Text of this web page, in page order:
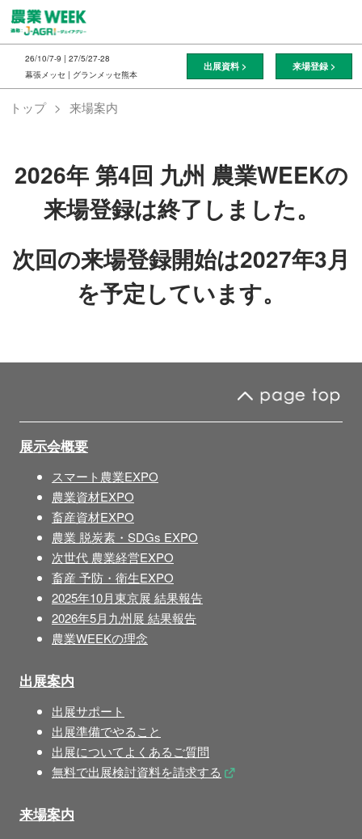
ス
キ
ッ
し
て
26/10/7-9 | 27/5/27-28
幕張メッセ | グランメッセ熊本
出展資料 > 来場登録 >
トップ 来場案内
2026年 第4回 九州 農業WEEKの
来場登録は終了しました。
次回の来場登録開始は2027年3月
を予定しています。
展示会概要
スマート農業EXPO
農業資材EXPO
畜産資材EXPO
農業 脱炭素・SDGs EXPO
次世代 農業経営EXPO
畜産 予防・衛生EXPO
2025年10月東京展 結果報告
2026年5月九州展 結果報告
農業WEEKの理念
出展案内
出展サポート
出展準備でやること
出展についてよくあるご質問
無料で出展検討資料を請求する
来場案内